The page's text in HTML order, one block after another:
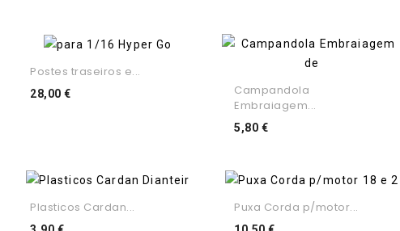
Postes traseiros e...
28,00 €Preço
Campandola
Embraiagem...
5,80 €Preço
Plasticos Cardan... Puxa Corda p/motor...